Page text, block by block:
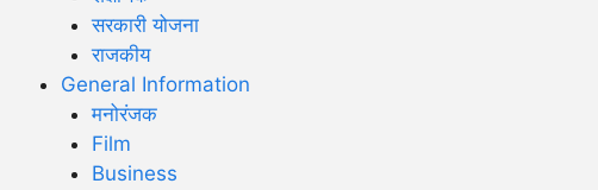
सरकारी योजना
राजकीय
General Information
मनोरंजक
Film
Business